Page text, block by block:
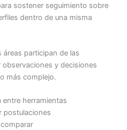
sostener seguimiento sobre
dentro de una misma
participan de las
y decisiones
más complejo.
herramientas
postulaciones